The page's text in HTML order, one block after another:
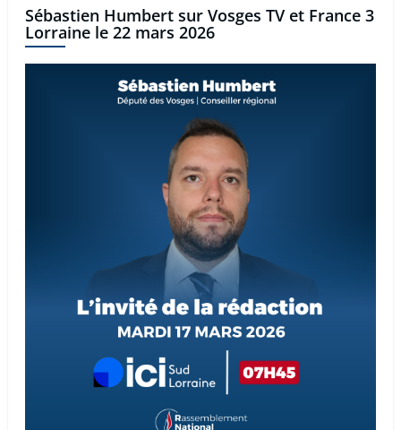
Sébastien Humbert sur Vosges TV et France 3
Lorraine le 22 mars 2026